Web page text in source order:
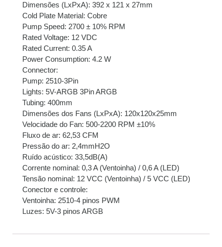
Dimensões (LxPxA): 392 x 121 x 27mm
Cold Plate Material: Cobre
Pump Speed: 2700 ± 10% RPM
Rated Voltage: 12 VDC
Rated Current: 0.35 A
Power Consumption: 4.2 W
Connector:
Pump: 2510-3Pin
Lights: 5V-ARGB 3Pin ARGB
Tubing: 400mm
Dimensões dos Fans (LxPxA): 120x120x25mm
Velocidade do Fan: 500-2200 RPM ±10%
Fluxo de ar: 62,53 CFM
Pressão do ar: 2,4mmH2O
Ruído acústico: 33,5dB(A)
Corrente nominal: 0,3 A (Ventoinha) / 0,6 A (LED)
Tensão nominal: 12 VCC (Ventoinha) / 5 VCC (LED)
Conector e controle:
Ventoinha: 2510-4 pinos PWM
Luzes: 5V-3 pinos ARGB